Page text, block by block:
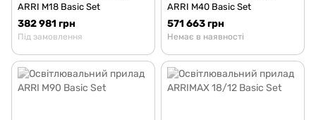
ARRI M18 Basic Set
382 981 грн
Під замовлення
ARRI M40 Basic Set
571 663 грн
Немає в наявності